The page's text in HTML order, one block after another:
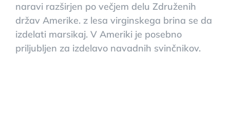
naravi razširjen po večjem delu Združenih
držav Amerike. z lesa virginskega brina se da
izdelati marsikaj. V Ameriki je posebno
priljubljen za izdelavo navadnih svinčnikov.